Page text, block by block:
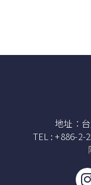
地址：
TEL : +886-2-